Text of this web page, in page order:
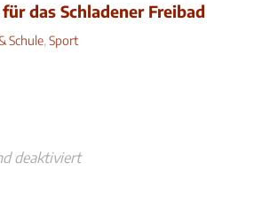
das Schladener Freibad
Schule,Sport
deaktiviert